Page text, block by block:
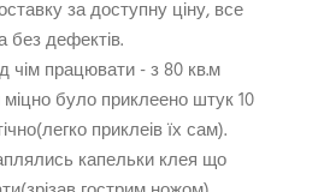
за доступну ціну, все
без дефектів.
чім працювати - з 80 кв.м
було приклеено штук 10
приклеів їх сам).
капельки клея що